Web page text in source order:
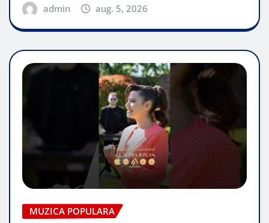
admin aug. 5, 2026
MUZICA POPULARA